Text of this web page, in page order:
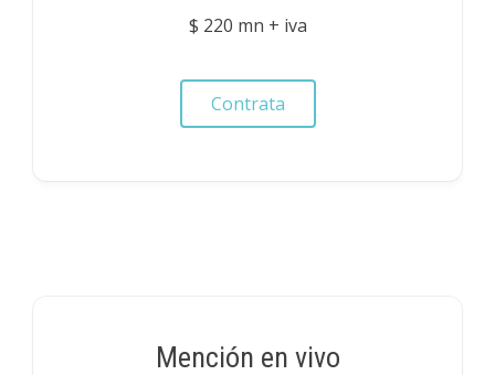
$ 220 mn + iva
Contrata
Mención en vivo